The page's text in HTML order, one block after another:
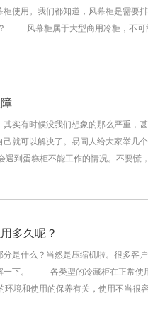
使用。我们都知道，风幕柜是需要
？ 风幕柜属于大型商用冷柜，不可
实有时候没我们想象的那么严重，
就可以解决了。易同人给大家举几
到蛋糕柜不能工作的情况。不要慌
多久呢？
什么？当然是压缩机啦。很多客
一下。 各类型的冷藏柜在正常使
境和使用的保养有关，使用不当很